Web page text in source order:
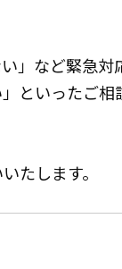
」など緊急
といったご
たします。